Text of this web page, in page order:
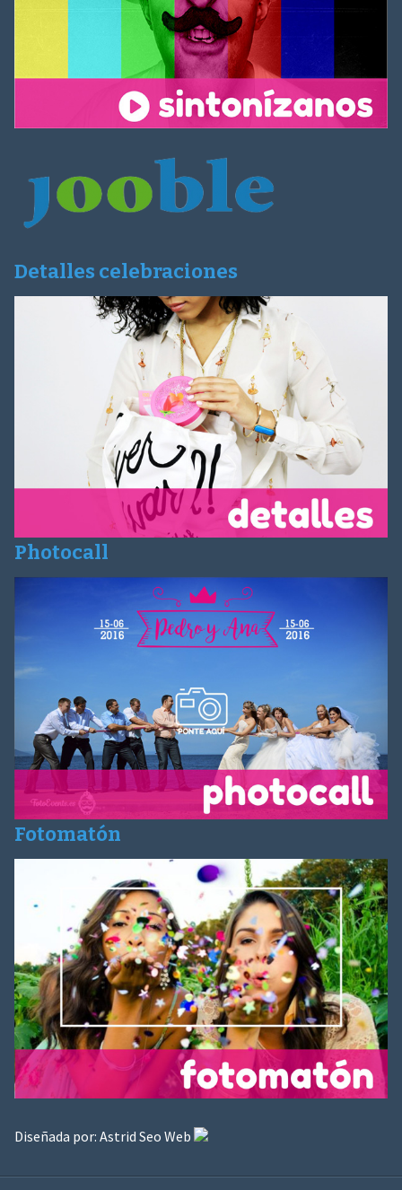
Detalles celebraciones
Photocall
Fotomatón
Diseñada por: Astrid Seo Web